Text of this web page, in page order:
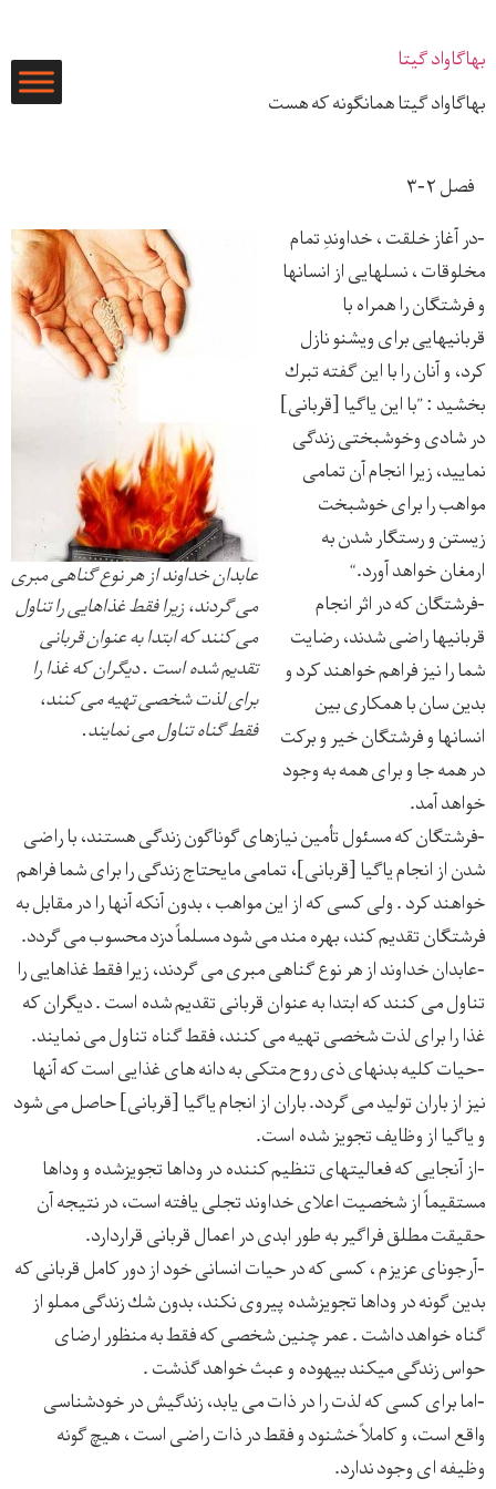
بهاگاواد گیتا
بهاگاواد گیتا همانگونه که هست
فصل ۲-۳
عابدان خداوند از هر نوع گناهی مبری
می گردند، زیرا فقط غذاهایی را تناول
می کنند که ابتدا به عنوان قربانی
تقدیم شده است . دیگران که غذا را
برای لذت شخصی تهیه می کنند،
فقط گناه تناول می نمایند.
-در آغاز خلقت ، خداوندِ تمام
مخلوقات ، نسلهايی از انسانها
و فرشتگان را همراه با
قربانيهايی برای ويشنو نازل
كرد، و آنان را با اين گفته تبرك
بخشيد : ”با اين ياگيا [قربانی]
در شادی وخوشبختی زندگی
نماييد، زيرا انجام آن تمامی
مواهب را برای خوشبخت
زيستن و رستگار شدن به
ارمغان خواهد آورد.“
-فرشتگان كه در اثر انجام
قربانيها راضی شدند، رضايت
شما را نيز فراهم خواهند كرد و
بدين سان با همكاری بين
انسانها و فرشتگان خير و بركت
در همه جا و برای همه به وجود
خواهد آمد.
-فرشتگان كه مسئول تأمين نيازهای گوناگون زندگی هستند، با راضی
شدن از انجام ياگيا [قربانی]، تمامی مايحتاج زندگی را برای شما فراهم
خواهند كرد . ولی كسی كه از اين مواهب ، بدون آنكه آنها را در مقابل به
فرشتگان تقديم كند، بهره مند می شود مسلماً دزد محسوب می گردد.
-عابدان خداوند از هر نوع گناهی مبری می گردند، زيرا فقط غذاهایی را
تناول می كنند كه ابتدا به عنوان قربانی تقديم شده است . ديگران كه
غذا را برای لذت شخصی تهيه می كنند، فقط گناه تناول می نمايند.
-حيات كليه بدنهای ذی روح متكی به دانه های غذايی است كه آنها
نيز از باران توليد می گردد. باران از انجام ياگيا [قربانی] حاصل می شود
و ياگيا از وظايف تجويز شده است.
-از آنجايی كه فعاليتهای تنظيم كننده در وداها تجويزشده و وداها
مستقيماً از شخصيت اعلای خداوند تجلی يافته است، در نتيجه آن
حقيقت مطلق فراگير به طور ابدی در اعمال قربانی قراردارد.
-آرجونای عزيزم ، كسی كه در حيات انسانی خود از دور كامل قربانی كه
بدين گونه در وداها تجويزشده پيروی نكند، بدون شك زندگی مملو از
گناه خواهد داشت . عمر چنين شخصی كه فقط به منظور ارضای
حواس زندگی ميكند بيهوده و عبث خواهد گذشت .
-اما برای كسی كه لذت را در ذات می يابد، زندگيش در خودشناسی
واقع است، و كاملاً خشنود و فقط در ذات راضی است ، هيچ گونه
وظيفه ای وجود ندارد.